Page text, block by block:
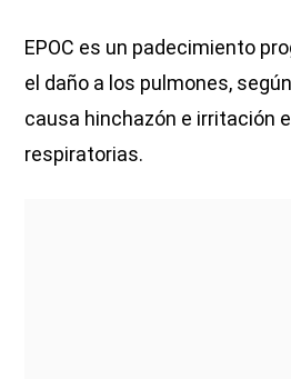
EPOC es un padecimiento
el daño a los pulmones,
causa hinchazón e irritación
respiratorias.